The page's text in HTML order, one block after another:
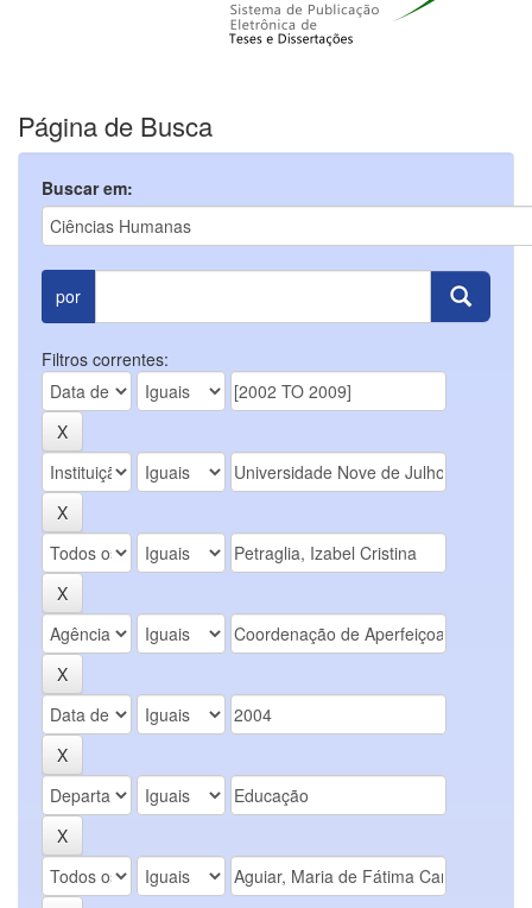
Página de Busca
Buscar em:
por
Filtros correntes: